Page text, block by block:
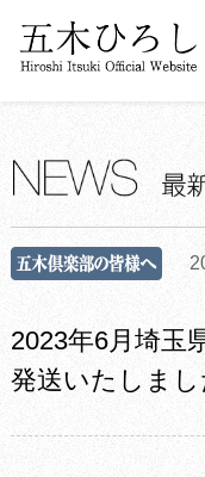
2023年6月埼玉
発送いたしまし